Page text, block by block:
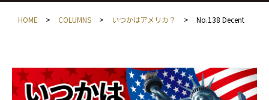
HOME > COLUMNS > いつかはアメリカ？ > No.138 Decent